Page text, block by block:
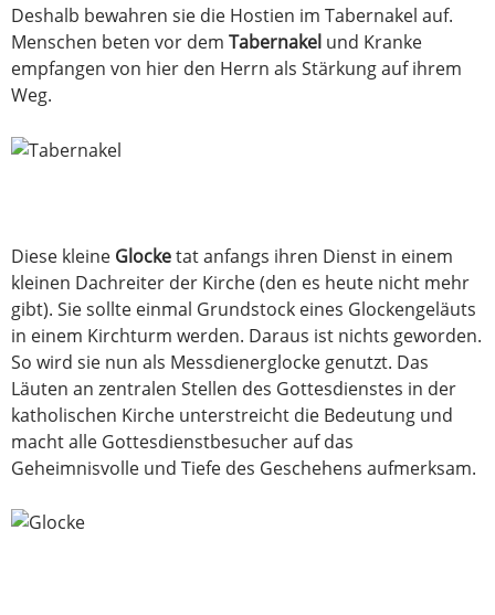
Deshalb bewahren sie die Hostien im Tabernakel auf.
Menschen beten vor dem Tabernakel und Kranke
empfangen von hier den Herrn als Stärkung auf ihrem
Weg.
Diese kleine Glocketat anfangs ihren Dienst in einem
kleinen Dachreiter der Kirche (den es heute nicht mehr
gibt). Sie sollte einmal Grundstock eines Glockengeläuts
in einem Kirchturm werden. Daraus ist nichts geworden.
So wird sie nun als Messdienerglocke genutzt. Das
Läuten an zentralen Stellen des Gottesdienstes in der
katholischen Kirche unterstreicht die Bedeutung und
macht alle Gottesdienstbesucher auf das
Geheimnisvolle und Tiefe des Geschehens aufmerksam.